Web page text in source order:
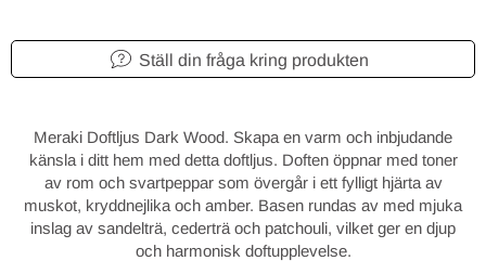
Ställ din fråga kring produkten
Meraki Doftljus Dark Wood. Skapa en varm och inbjudande
känsla i ditt hem med detta doftljus. Doften öppnar med toner
av rom och svartpeppar som övergår i ett fylligt hjärta av
muskot, kryddnejlika och amber. Basen rundas av med mjuka
inslag av sandelträ, cederträ och patchouli, vilket ger en djup
och harmonisk doftupplevelse.